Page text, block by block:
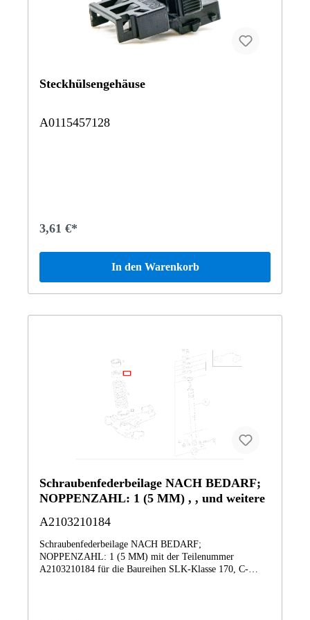
500/500 SL129068 SL 500 V8129076 SL 600 Roadster
mit Automatik201023 190 (105 PS)201024
POMPFENMOBIL201034 190 E 2.3-16201122 190 D
Limousine201128 190 D 2.5 Turbo Vertrauen Sie auf
Steckhülsengehäuse
A0115457128
3,61 €*
In den Warenkorb
Schraubenfederbeilage NACH BEDARF;
NOPPENZAHL: 1 (5 MM) , , und weitere
A2103210184
Schraubenfederbeilage NACH BEDARF;
NOPPENZAHL: 1 (5 MM) mit der Teilenummer
A2103210184 für die Baureihen SLK-Klasse 170, C-